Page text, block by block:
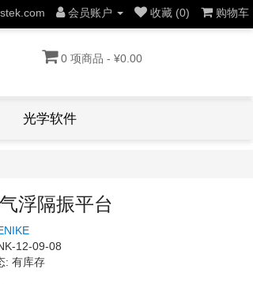
会员账户 收藏 (0) 购物车
0 项商品 - ¥0.00
光学软件
浮隔振平台
12-09-08
: 有库存